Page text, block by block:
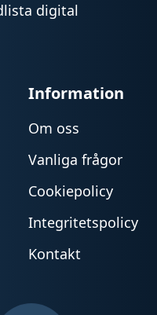
digital
Information
Om oss
Vanliga frågor
Cookiepolicy
Integritetspolicy
Kontakt